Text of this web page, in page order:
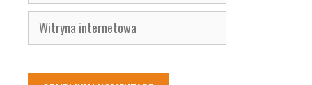
Witryna
internetowa